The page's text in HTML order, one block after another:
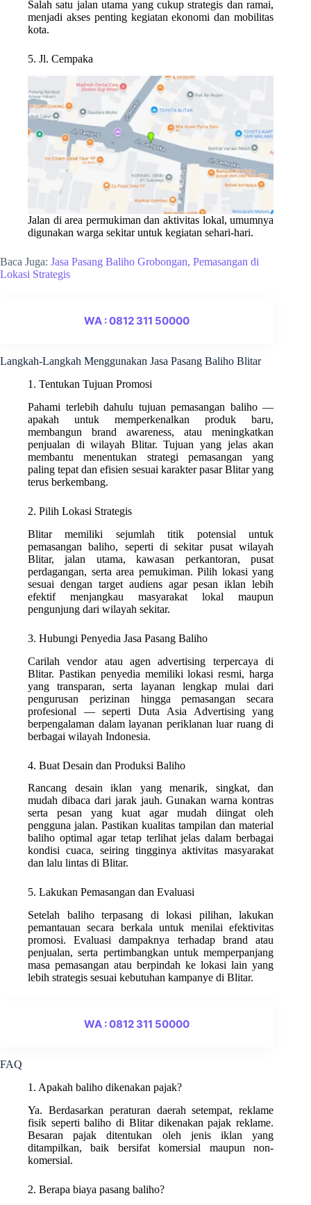
Salah satu jalan utama yang cukup strategis dan ramai,
menjadi akses penting kegiatan ekonomi dan mobilitas
kota.
5. Jl. Cempaka
Jalan di area permukiman dan aktivitas lokal, umumnya
digunakan warga sekitar untuk kegiatan sehari-hari.
Baca Juga: Jasa Pasang Baliho Grobongan, Pemasangan di
Lokasi Strategis
WA : 0812 311 50000
Langkah-Langkah Menggunakan Jasa Pasang Baliho Blitar
1. Tentukan Tujuan Promosi
Pahami terlebih dahulu tujuan pemasangan baliho —
apakah untuk memperkenalkan produk baru,
membangun brand awareness, atau meningkatkan
penjualan di wilayah Blitar. Tujuan yang jelas akan
membantu menentukan strategi pemasangan yang
paling tepat dan efisien sesuai karakter pasar Blitar yang
terus berkembang.
2. Pilih Lokasi Strategis
Blitar memiliki sejumlah titik potensial untuk
pemasangan baliho, seperti di sekitar pusat wilayah
Blitar, jalan utama, kawasan perkantoran, pusat
perdagangan, serta area pemukiman. Pilih lokasi yang
sesuai dengan target audiens agar pesan iklan lebih
efektif menjangkau masyarakat lokal maupun
pengunjung dari wilayah sekitar.
3. Hubungi Penyedia Jasa Pasang Baliho
Carilah vendor atau agen advertising terpercaya di
Blitar. Pastikan penyedia memiliki lokasi resmi, harga
yang transparan, serta layanan lengkap mulai dari
pengurusan perizinan hingga pemasangan secara
profesional — seperti Duta Asia Advertising yang
berpengalaman dalam layanan periklanan luar ruang di
berbagai wilayah Indonesia.
4. Buat Desain dan Produksi Baliho
Rancang desain iklan yang menarik, singkat, dan
mudah dibaca dari jarak jauh. Gunakan warna kontras
serta pesan yang kuat agar mudah diingat oleh
pengguna jalan. Pastikan kualitas tampilan dan material
baliho optimal agar tetap terlihat jelas dalam berbagai
kondisi cuaca, seiring tingginya aktivitas masyarakat
dan lalu lintas di Blitar.
5. Lakukan Pemasangan dan Evaluasi
Setelah baliho terpasang di lokasi pilihan, lakukan
pemantauan secara berkala untuk menilai efektivitas
promosi. Evaluasi dampaknya terhadap brand atau
penjualan, serta pertimbangkan untuk memperpanjang
masa pemasangan atau berpindah ke lokasi lain yang
lebih strategis sesuai kebutuhan kampanye di Blitar.
WA : 0812 311 50000
FAQ
1. Apakah baliho dikenakan pajak?
Ya. Berdasarkan peraturan daerah setempat, reklame
fisik seperti baliho di Blitar dikenakan pajak reklame.
Besaran pajak ditentukan oleh jenis iklan yang
ditampilkan, baik bersifat komersial maupun non-
komersial.
2. Berapa biaya pasang baliho?